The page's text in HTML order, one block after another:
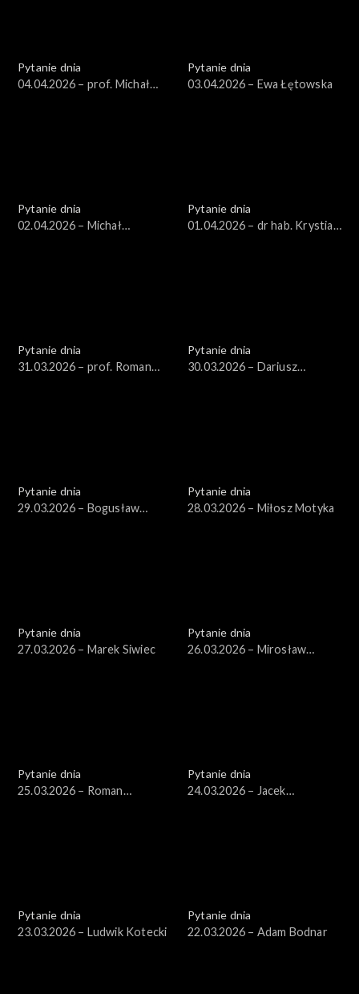
Pytanie dnia
04.04.2026 – prof. Michał
Pytanie dnia
03.04.2026 – Ewa Łętowska
Pytanie dnia
02.04.2026 – Michał
Pytanie dnia
01.04.2026 – dr hab. Krystian
Pytanie dnia
31.03.2026 – prof. Roman
Pytanie dnia
30.03.2026 – Dariusz
Pytanie dnia
29.03.2026 – Bogusław
Pytanie dnia
28.03.2026 – Miłosz Motyka
Pytanie dnia
27.03.2026 – Marek Siwiec
Pytanie dnia
26.03.2026 – Mirosław
Pytanie dnia
25.03.2026 – Roman
Pytanie dnia
24.03.2026 – Jacek
Pytanie dnia
23.03.2026 – Ludwik Kotecki
Pytanie dnia
22.03.2026 – Adam Bodnar